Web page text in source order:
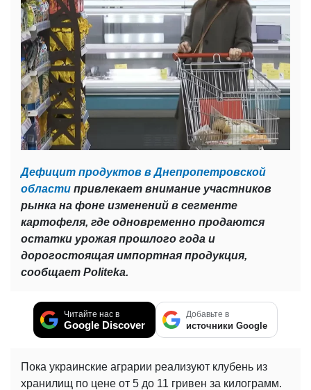
Дефицит продуктов в Днепропетровской
области привлекает внимание участников
рынка на фоне изменений в сегменте
картофеля, где одновременно продаются
остатки урожая прошлого года и
дорогостоящая импортная продукция,
сообщает Politeka.
Читайте нас в
Google Discover
Добавьте в
источники Google
Пока украинские аграрии реализуют клубень из
хранилищ по цене от 5 до 11 гривен за килограмм.